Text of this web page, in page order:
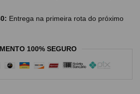
Entrega na primeira rota do próximo
100% SEGURO